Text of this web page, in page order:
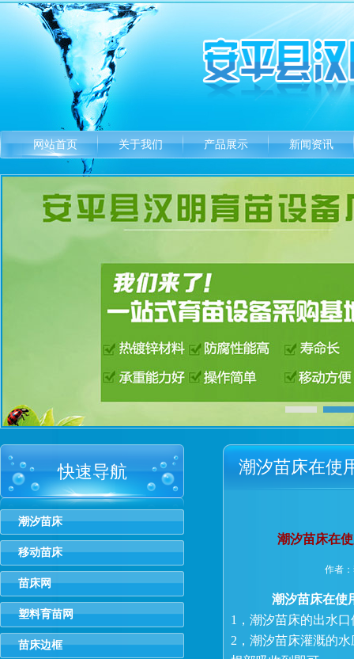
网站首页 关于我们 产品展示 新闻资讯
快速导航
潮汐苗床
移动苗床
苗床网
塑料育苗网
苗床边框
潮汐苗床在使
潮汐苗床在
作者
潮汐苗床在使
1，潮汐苗床的出水
2，潮汐苗床灌溉的